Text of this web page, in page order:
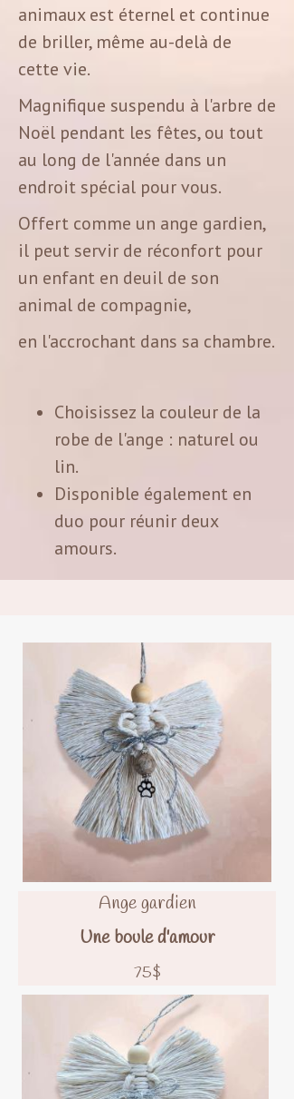
animaux est éternel et continue
de briller, même au-delà de
cette vie.
Magnifique suspendu à l'arbre de
Noël pendant les fêtes, ou tout
au long de l'année dans un
endroit spécial pour vous.
Offert comme un ange gardien,
il peut servir de réconfort pour
un enfant en deuil de son
animal de compagnie,
en l'accrochant dans sa chambre.
Choisissez la couleur de la
robe de l'ange : naturel ou
lin.
Disponible également en
duo pour réunir deux
amours.
Ange gardien
Une boule d'amour
75$